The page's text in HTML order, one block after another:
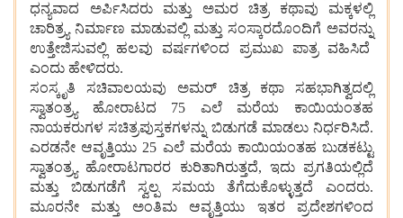
ಧನ್ಯವಾದ ಅರ್ಪಿಸಿದರು ಮತ್ತು ಅಮರ ಚಿತ್ರ ಕಥಾವು ಮಕ್ಕಳಲ್ಲಿ
ಚಾರಿತ್ರ್ಯ ನಿರ್ಮಾಣ ಮಾಡುವಲ್ಲಿ ಮತ್ತು ಸಂಸ್ಕಾರದೊಂದಿಗೆ ಅವರನ್ನು
ಉತ್ತೇಜಿಸುವಲ್ಲಿ ಹಲವು ವರ್ಷಗಳಿಂದ ಪ್ರಮುಖ ಪಾತ್ರ ವಹಿಸಿದೆ
ಎಂದು ಹೇಳಿದರು.
ಸಂಸ್ಕೃತಿ ಸಚಿವಾಲಯವು ಅಮರ್ ಚಿತ್ರ ಕಥಾ ಸಹಭಾಗಿತ್ವದಲ್ಲಿ
ಸ್ವಾತಂತ್ರ್ಯ ಹೋರಾಟದ 75 ಎಲೆ ಮರೆಯ ಕಾಯಿಯಂತಹ
ನಾಯಕರುಗಳ ಸಚಿತ್ರಪುಸ್ತಕಗಳನ್ನು ಬಿಡುಗಡೆ ಮಾಡಲು ನಿರ್ಧರಿಸಿದೆ.
ಎರಡನೇ ಆವೃತ್ತಿಯು 25 ಎಲೆ ಮರೆಯ ಕಾಯಿಯಂತಹ ಬುಡಕಟ್ಟು
ಸ್ವಾತಂತ್ರ್ಯ ಹೋರಾಟಗಾರರ ಕುರಿತಾಗಿರುತ್ತದೆ, ಇದು ಪ್ರಗತಿಯಲ್ಲಿದೆ
ಮತ್ತು ಬಿಡುಗಡೆಗೆ ಸ್ವಲ್ಪ ಸಮಯ ತೆಗೆದುಕೊಳ್ಳುತ್ತದೆ ಎಂದರು.
ಮೂರನೇ ಮತ್ತು ಅಂತಿಮ ಆವೃತ್ತಿಯು ಇತರ ಪ್ರದೇಶಗಳಿಂದ